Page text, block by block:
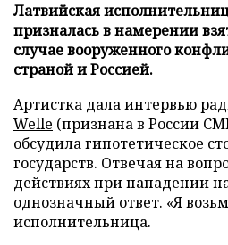
Латвийская
призналась в намерении
случае вооруженного
страной и Россией.
Артистка дала интервью
Welle (признана в России
обсудила гипотетическое
государств. Отвечая на
действиях при нападении
однозначный ответ. «Я
исполнительница.